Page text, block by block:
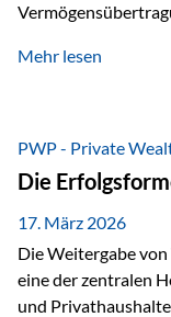
der steuerliche
strukturierte,
Kontrolle
Abschmelzung mit
Private Wealth
Mehr lesen
PWP - Private
Die
17. März 2026
Die Weitergabe
eine der zentralen
und